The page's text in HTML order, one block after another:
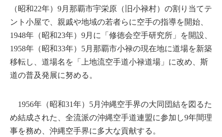
（昭和22年）9月那覇市宇栄原（旧小禄村）の割り当てテ
ント小屋で、親戚や地域の若者らに空手の指導を開始、
1948年（昭和23年）9月に「修徳会空手研究所」を開設、
1958年（昭和33年）5月那覇市小禄の現在地に道場を新築
移転し、道場名を「上地流空手道小禄道場」に改め、斯
道の普及発展に努める。
1956年（昭和31年）5月沖縄空手界の大同団結を図るた
め結成された、全流派の沖縄空手道連盟に参加し9年間理
事を務め、沖縄空手界に多大な貢献する。